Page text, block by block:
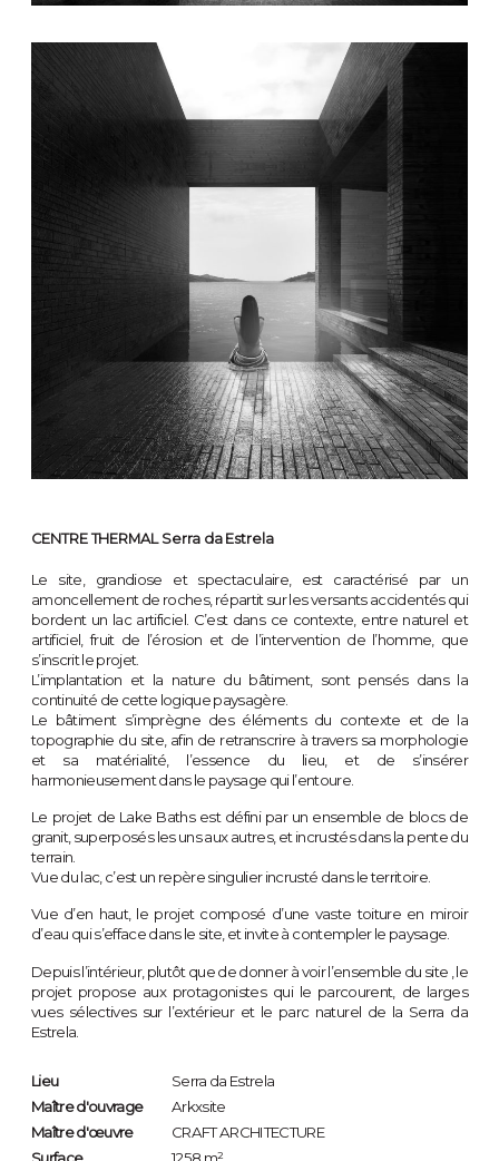
CENTRE THERMAL Serra da Estrela
Le site, grandiose et spectaculaire, est caractérisé par un
amoncellement de roches, répartit sur les versants accidentés qui
bordent un lac artificiel. C’est dans ce contexte, entre naturel et
artificiel, fruit de l’érosion et de l’intervention de l’homme, que
s’inscrit le projet.
L’implantation et la nature du bâtiment, sont pensés dans la
continuité de cette logique paysagère.
Le bâtiment s’imprègne des éléments du contexte et de la
topographie du site, afin de retranscrire à travers sa morphologie
et sa matérialité, l’essence du lieu, et de s’insérer
harmonieusement dans le paysage qui l’entoure.
Le projet de Lake Baths est défini par un ensemble de blocs de
granit, superposés les uns aux autres, et incrustés dans la pente du
terrain.
Vue du lac, c’est un repère singulier incrusté dans le territoire.
Vue d’en haut, le projet composé d’une vaste toiture en miroir
d’eau qui s’efface dans le site, et invite à contempler le paysage.
Depuis l’intérieur, plutôt que de donner à voir l’ensemble du site , le
projet propose aux protagonistes qui le parcourent, de larges
vues sélectives sur l’extérieur et le parc naturel de la Serra da
Estrela.
Lieu
Serra da Estrela
Maître d'ouvrage
Arkxsite
Maître d'œuvre
CRAFT ARCHITECTURE